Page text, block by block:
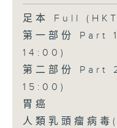
足本 Full
第一部份 Part
14:00)
第二部份 Part
15:00)
胃癌
人類乳頭瘤病毒